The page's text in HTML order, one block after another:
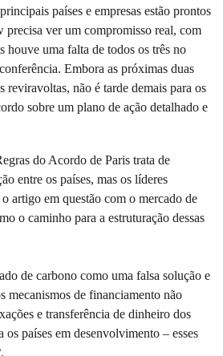
países e empresas estão prontos
precisa ver um compromisso real, com
houve uma falta de todos os três no
Embora as próximas duas
reviravoltas, não é tarde demais para os
sobre um plano de ação detalhado e
do Acordo de Paris trata de
entre os países, mas os líderes
artigo em questão com o mercado de
o caminho para a estruturação dessas
de carbono como uma falsa solução e
mecanismos de financiamento não
e transferência de dinheiro dos
os países em desenvolvimento – esses